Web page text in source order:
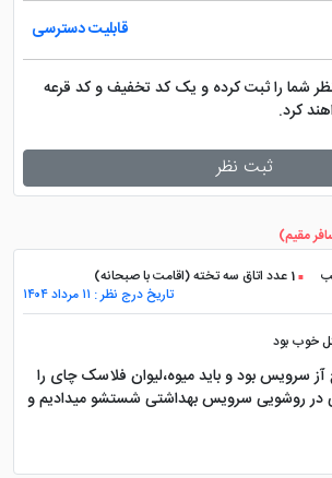
قابلیت دسترسی
نظر شما را ثبت کرده و یک کد تخفیف و کد قرعه
کرد.
ثبت نظر
1 عدد اتاق سه تخته (اقامت با صبحانه)
تاریخ درج نظر : ۱۱ مرداد ۱۴۰۴
خوب بود
سرویس بود و باید میوه،لیوان فلاسک چای را
در روشویی سرویس بهداشتی شستشو میدادیم و